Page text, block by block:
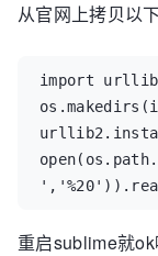
从官网上拷贝以
import
重启sublime就ok